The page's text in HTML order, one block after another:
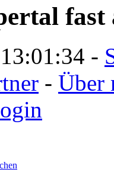
fast
13:01:34 -
- Über